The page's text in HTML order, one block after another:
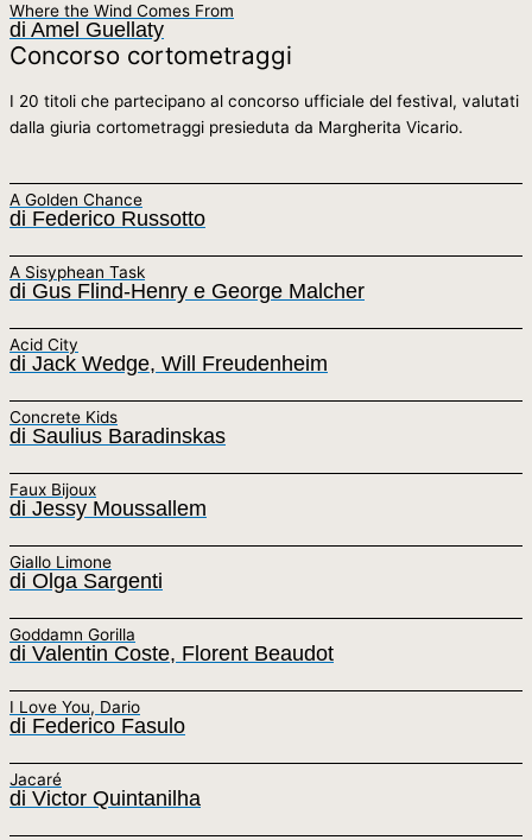
Where the Wind Comes From
di Amel Guellaty
Concorso cortometraggi
I 20 titoli che partecipano al concorso ufficiale del festival, valutati
dalla giuria cortometraggi presieduta da Margherita Vicario.
A Golden Chance
di Federico Russotto
A Sisyphean Task
di Gus Flind-Henry e George Malcher
Acid City
di Jack Wedge, Will Freudenheim
Concrete Kids
di Saulius Baradinskas
Faux Bijoux
di Jessy Moussallem
Giallo Limone
di Olga Sargenti
Goddamn Gorilla
di Valentin Coste, Florent Beaudot
I Love You, Dario
di Federico Fasulo
Jacaré
di Victor Quintanilha